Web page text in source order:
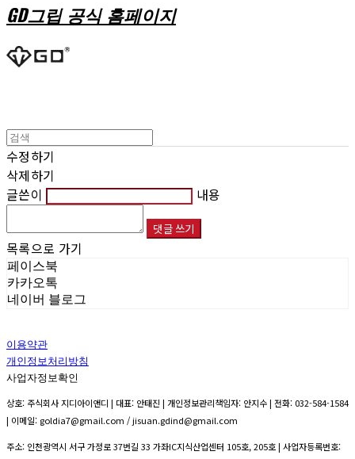
GD그립 공식 홈페이지
수정하기
삭제하기
글쓴이
내용
댓글 쓰기
목록으로 가기
페이스북
카카오톡
네이버 블로그
이용약관
개인정보처리방침
사업자정보확인
상호: 주식회사 지디아이앤디 | 대표: 안태진 | 개인정보관리책임자: 안지수 | 전화: 032-584-1584
| 이메일: goldia7@gmail.com / jisuan.gdind@gmail.com
주소: 인천광역시 서구 가정로 37번길 33 가좌IC지식산업센터 105호, 205호 | 사업자등록번호: